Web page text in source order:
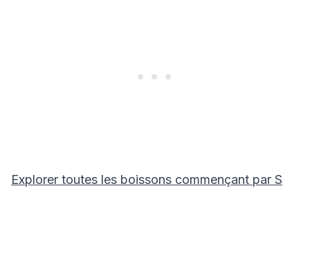
Explorer toutes les boissons commençant par S